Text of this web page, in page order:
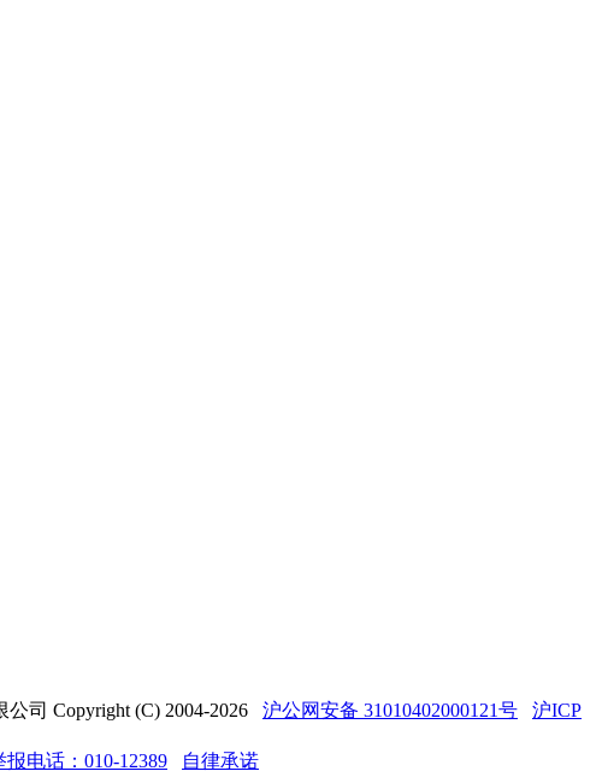
司 Copyright (C) 2004-2026 沪公网安备 31010402000121号
沪ICP
电话：010-12389
自律承诺